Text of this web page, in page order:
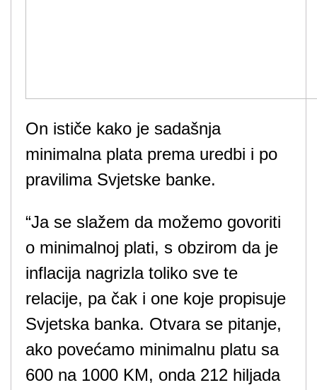
On ističe kako je sadašnja
minimalna plata prema uredbi i po
pravilima Svjetske banke.
“Ja se slažem da možemo govoriti
o minimalnoj plati, s obzirom da je
inflacija nagrizla toliko sve te
relacije, pa čak i one koje propisuje
Svjetska banka. Otvara se pitanje,
ako povećamo minimalnu platu sa
600 na 1000 KM, onda 212 hiljada